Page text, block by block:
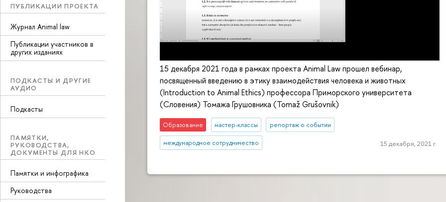
ПУБЛИКАЦИИ ПРОЕКТА
Журнал Animal law
Публикации участников в
других изданиях
ПОДКАСТЫ И ДРУГИЕ
АУДИО
Подкасты
ПАМЯТКИ,
РУКОВОДСТВА,
ДОКУМЕНТЫ ДЛЯ НКО
Памятки и инфографика
Руководства
15 декабря 2021 года в рамках проекта Animal Law прошел вебинар,
посвященный введению в этику взаимодействия человека и животных
(Introduction to Animal Ethics) профессора Приморского университета
(Словения) Томажа Грушовника (Tomaž Grušovnik)
Образование мастер-классы репортаж о событии
международное сотрудничество 15 декабря, 2021 г.